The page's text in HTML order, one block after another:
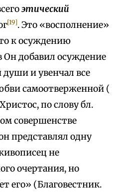
этический
[19]. Это «восполнение»
к осуждению
Он добавил осуждение
и увенчал все
самоотверженной (
по слову бл.
совершенстве
представлял одну
не
очертания, но
его» (Благовестник.